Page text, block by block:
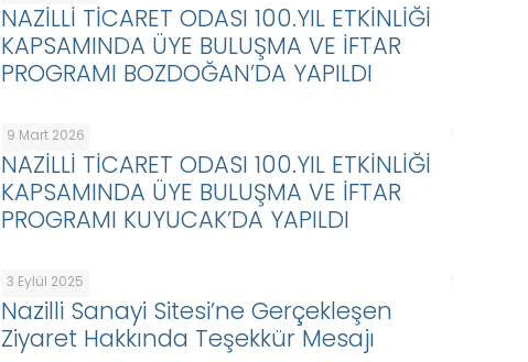
NAZİLLİ TİCARET ODASI 100.YIL ETKİNLİĞİ
KAPSAMINDA ÜYE BULUŞMA VE İFTAR
PROGRAMI BOZDOĞAN’DA YAPILDI
9 Mart 2026
NAZİLLİ TİCARET ODASI 100.YIL ETKİNLİĞİ
KAPSAMINDA ÜYE BULUŞMA VE İFTAR
PROGRAMI KUYUCAK’DA YAPILDI
3 Eylül 2025
Nazilli Sanayi Sitesi’ne Gerçekleşen
Ziyaret Hakkında Teşekkür Mesajı